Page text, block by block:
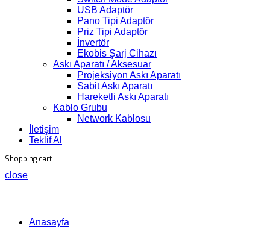
USB Adaptör
Pano Tipi Adaptör
Priz Tipi Adaptör
İnvertör
Ekobis Şarj Cihazı
Askı Aparatı / Aksesuar
Projeksiyon Askı Aparatı
Sabit Askı Aparatı
Hareketli Askı Aparatı
Kablo Grubu
Network Kablosu
İletişim
Teklif Al
Shopping cart
close
Anasayfa